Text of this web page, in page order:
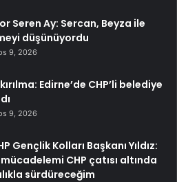
Seren Ay: Sercan, Beyza ile
düşünüyordu
9, 2026
Edirne’de CHP’li belediye
9, 2026
Gençlik Kolları Başkanı Yıldız:
CHP çatısı altında
sürdüreceğim